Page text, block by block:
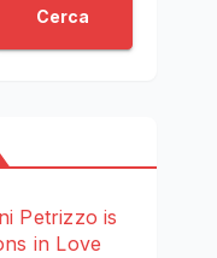
Cerca
Petrizzo is
in Love